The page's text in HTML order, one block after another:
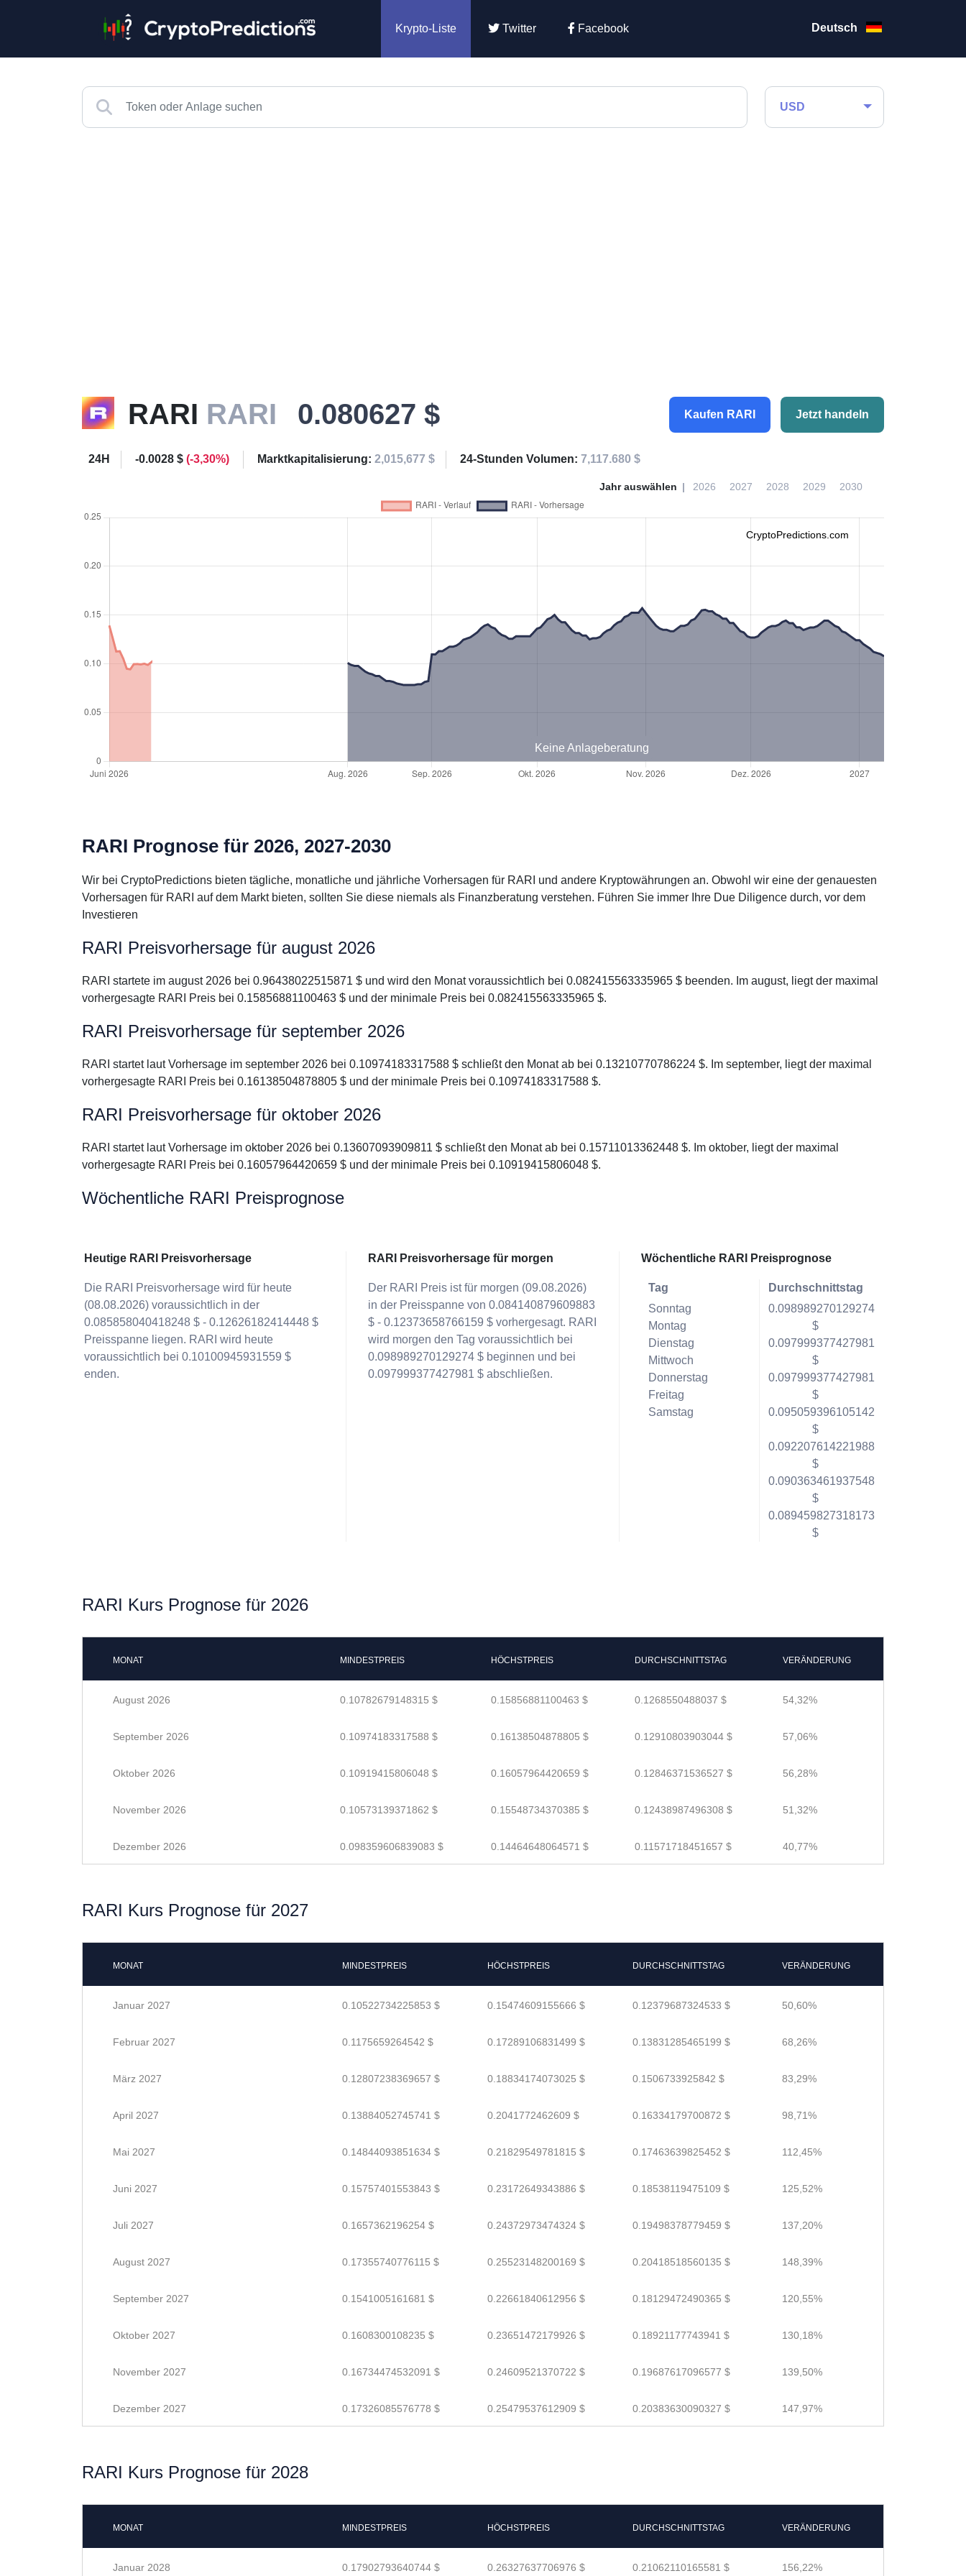
Krypto-Liste Twitter Facebook Deutsch
USD
RARI RARI 0.080627 $ Kaufen RARI Jetzt handeln
24H -0.0028 $ (-3,30%) Marktkapitalisierung: 2,015,677 $ 24-Stunden Volumen: 7,117.680 $
Jahr auswählen 2026 2027 2028 2029 2030
CryptoPredictions.com
Keine Anlageberatung
RARI Prognose für 2026, 2027-2030
Wir bei CryptoPredictions bieten tägliche, monatliche und jährliche Vorhersagen für RARI und andere Kryptowährungen an. Obwohl wir eine der genauesten
Vorhersagen für RARI auf dem Markt bieten, sollten Sie diese niemals als Finanzberatung verstehen. Führen Sie immer Ihre Due Diligence durch, vor dem
Investieren
RARI Preisvorhersage für august 2026
RARI startete im august 2026 bei 0.96438022515871 $ und wird den Monat voraussichtlich bei 0.082415563335965 $ beenden. Im august, liegt der maximal
vorhergesagte RARI Preis bei 0.15856881100463 $ und der minimale Preis bei 0.082415563335965 $.
RARI Preisvorhersage für september 2026
RARI startet laut Vorhersage im september 2026 bei 0.10974183317588 $ schließt den Monat ab bei 0.13210770786224 $. Im september, liegt der maximal
vorhergesagte RARI Preis bei 0.16138504878805 $ und der minimale Preis bei 0.10974183317588 $.
RARI Preisvorhersage für oktober 2026
RARI startet laut Vorhersage im oktober 2026 bei 0.13607093909811 $ schließt den Monat ab bei 0.15711013362448 $. Im oktober, liegt der maximal
vorhergesagte RARI Preis bei 0.16057964420659 $ und der minimale Preis bei 0.10919415806048 $.
Wöchentliche RARI Preisprognose
Heutige RARI Preisvorhersage
Die RARI Preisvorhersage wird für heute
(08.08.2026) voraussichtlich in der
0.085858040418248 $ - 0.12626182414448 $
Preisspanne liegen. RARI wird heute
voraussichtlich bei 0.10100945931559 $
enden.
RARI Preisvorhersage für morgen
Der RARI Preis ist für morgen (09.08.2026)
in der Preisspanne von 0.084140879609883
$ - 0.12373658766159 $ vorhergesagt. RARI
wird morgen den Tag voraussichtlich bei
0.098989270129274 $ beginnen und bei
0.097999377427981 $ abschließen.
Wöchentliche RARI Preisprognose
Tag
Sonntag
Montag
Dienstag
Mittwoch
Donnerstag
Freitag
Samstag
Durchschnittstag
0.098989270129274
$
0.097999377427981
$
0.097999377427981
$
0.095059396105142
$
0.092207614221988
$
0.090363461937548
$
0.089459827318173
$
RARI Kurs Prognose für 2026
MONAT MINDESTPREIS HÖCHSTPREIS DURCHSCHNITTSTAG VERÄNDERUNG
August 2026 0.10782679148315 $ 0.15856881100463 $ 0.1268550488037 $ 54,32%
September 2026 0.10974183317588 $ 0.16138504878805 $ 0.12910803903044 $ 57,06%
Oktober 2026 0.10919415806048 $ 0.16057964420659 $ 0.12846371536527 $ 56,28%
November 2026 0.10573139371862 $ 0.15548734370385 $ 0.12438987496308 $ 51,32%
Dezember 2026 0.098359606839083 $ 0.14464648064571 $ 0.11571718451657 $ 40,77%
RARI Kurs Prognose für 2027
MONAT MINDESTPREIS HÖCHSTPREIS DURCHSCHNITTSTAG VERÄNDERUNG
Januar 2027 0.10522734225853 $ 0.15474609155666 $ 0.12379687324533 $ 50,60%
Februar 2027 0.1175659264542 $ 0.17289106831499 $ 0.13831285465199 $ 68,26%
März 2027 0.12807238369657 $ 0.18834174073025 $ 0.1506733925842 $ 83,29%
April 2027 0.13884052745741 $ 0.2041772462609 $ 0.16334179700872 $ 98,71%
Mai 2027 0.14844093851634 $ 0.21829549781815 $ 0.17463639825452 $ 112,45%
Juni 2027 0.15757401553843 $ 0.23172649343886 $ 0.18538119475109 $ 125,52%
Juli 2027 0.1657362196254 $ 0.24372973474324 $ 0.19498378779459 $ 137,20%
August 2027 0.17355740776115 $ 0.25523148200169 $ 0.20418518560135 $ 148,39%
September 2027 0.1541005161681 $ 0.22661840612956 $ 0.18129472490365 $ 120,55%
Oktober 2027 0.1608300108235 $ 0.23651472179926 $ 0.18921177743941 $ 130,18%
November 2027 0.16734474532091 $ 0.24609521370722 $ 0.19687617096577 $ 139,50%
Dezember 2027 0.17326085576778 $ 0.25479537612909 $ 0.20383630090327 $ 147,97%
RARI Kurs Prognose für 2028
MONAT MINDESTPREIS HÖCHSTPREIS DURCHSCHNITTSTAG VERÄNDERUNG
Januar 2028 0.17902793640744 $ 0.26327637706976 $ 0.21062110165581 $ 156,22%